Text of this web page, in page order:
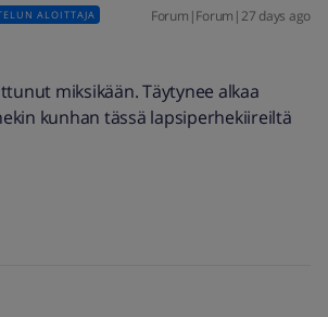
ALOITTAJA Forum|Forum|27 days ago
miksikään. Täytynee alkaa
kunhan tässä lapsiperhekiireiltä